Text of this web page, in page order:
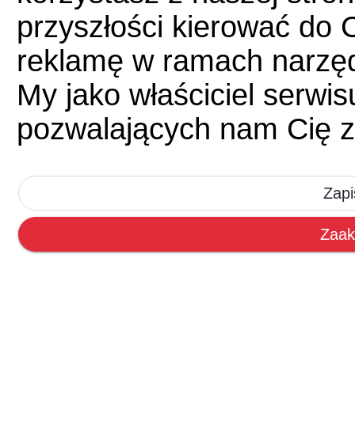
przyszłości kierować do
reklamę w ramach
My jako właściciel
pozwalających nam Cię